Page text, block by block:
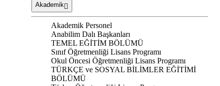
Akademik
Akademik Personel
Anabilim Dalı Başkanları
TEMEL EĞİTİM BÖLÜMÜ
Sınıf Öğretmenliği Lisans Programı
Okul Öncesi Öğretmenliği Lisans Programı
TÜRKÇE ve SOSYAL BİLİMLER EĞİTİMİ
BÖLÜMÜ